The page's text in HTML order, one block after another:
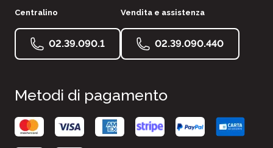
Centralino
02.39.090.1
Vendita e assistenza
02.39.090.440
Metodi di pagamento